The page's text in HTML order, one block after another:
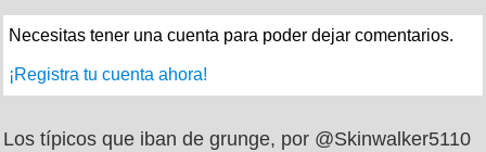
Necesitas tener una cuenta para poder dejar comentarios.
¡Registra tu cuenta ahora!
Los típicos que iban de grunge, por @Skinwalker5110